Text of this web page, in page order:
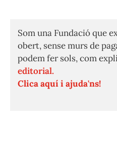
Som una Fundació que
obert, sense murs de
podem fer sols, com
editorial.
Clica aquí i ajuda'ns!